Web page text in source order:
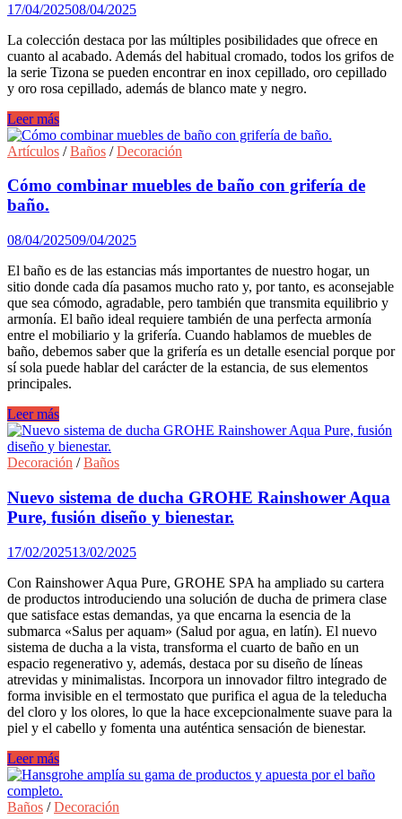
Acabado
oro
cepillado
de
ramonsoler.
17/04/202508/04/2025
La colección destaca por las múltiples posibilidades que ofrece en
cuanto al acabado. Además del habitual cromado, todos los grifos de
la serie Tizona se pueden encontrar en inox cepillado, oro cepillado
y oro rosa cepillado, además de blanco mate y negro.
Gala
presenta
Tizona,
grifería
de
alto
estético
en
múltiples
acabados.
Leer más
Artículos /Baños /Decoración
Cómo combinar muebles de baño con grifería de
baño.
08/04/202509/04/2025
El baño es de las estancias más importantes de nuestro hogar, un
sitio donde cada día pasamos mucho rato y, por tanto, es aconsejable
que sea cómodo, agradable, pero también que transmita equilibrio y
armonía. El baño ideal requiere también de una perfecta armonía
entre el mobiliario y la grifería. Cuando hablamos de muebles de
baño, debemos saber que la grifería es un detalle esencial porque por
sí sola puede hablar del carácter de la estancia, de sus elementos
principales.
Cómo
combinar
muebles
de
con
grifería
de
Leer más
Decoración /Baños
Nuevo sistema de ducha GROHE Rainshower Aqua
Pure, fusión diseño y bienestar.
17/02/202513/02/2025
Con Rainshower Aqua Pure, GROHE SPA ha ampliado su cartera
de productos introduciendo una solución de ducha de primera clase
que satisface estas demandas, ya que encarna la esencia de la
submarca «Salus per aquam» (Salud por agua, en latín). El nuevo
sistema de ducha a la vista, transforma el cuarto de baño en un
espacio regenerativo y, además, destaca por su diseño de líneas
atrevidas y minimalistas. Incorpora un innovador filtro integrado de
forma invisible en el termostato que purifica el agua de la teleducha
del cloro y los olores, lo que la hace excepcionalmente suave para la
piel y el cabello y fomenta una auténtica sensación de bienestar.
Nuevo
sistema
de
ducha
Leer más
Baños /Decoración